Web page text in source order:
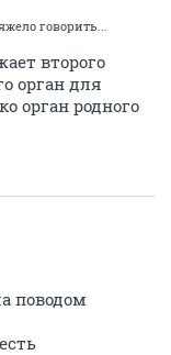
говорить...
второго
орган для
орган родного
поводом